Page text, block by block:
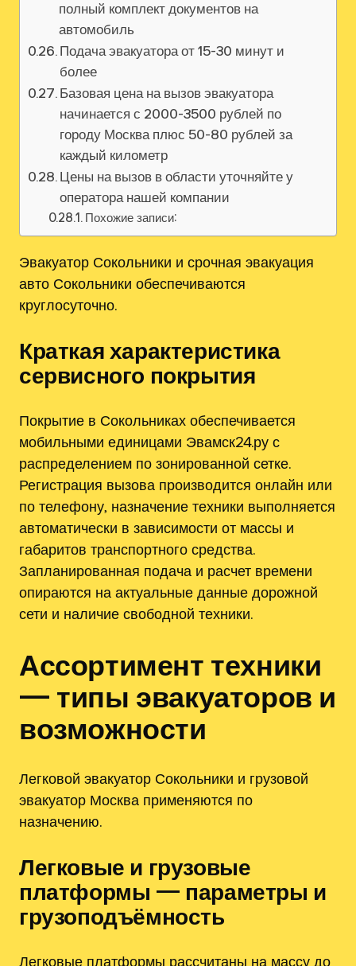
полный комплект документов на
автомобиль
Подача эвакуатора от 15-30 минут и
более
Базовая цена на вызов эвакуатора
начинается с 2000-3500 рублей по
городу Москва плюс 50-80 рублей за
каждый километр
Цены на вызов в области уточняйте у
оператора нашей компании
Похожие записи:
Эвакуатор Сокольники и срочная эвакуация
авто Сокольники обеспечиваются
круглосуточно.
Краткая характеристика
сервисного покрытия
Покрытие в Сокольниках обеспечивается
мобильными единицами Эвамск24.ру с
распределением по зонированной сетке.
Регистрация вызова производится онлайн или
по телефону‚ назначение техники выполняется
автоматически в зависимости от массы и
габаритов транспортного средства.
Запланированная подача и расчет времени
опираются на актуальные данные дорожной
сети и наличие свободной техники.
Ассортимент техники
— типы эвакуаторов и
возможности
Легковой эвакуатор Сокольники и грузовой
эвакуатор Москва применяются по
назначению.
Легковые и грузовые
платформы — параметры и
грузоподъёмность
Легковые платформы рассчитаны на массу до